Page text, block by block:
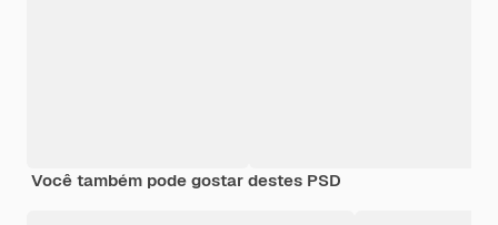
Você também pode gostar destes PSD